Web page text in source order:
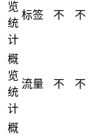
览
统
计
标签 不 不
概
览
统
计
流量 不 不
概